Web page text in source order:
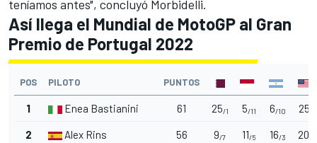
teníamos antes", concluyó Morbidelli.
Así llega el Mundial de MotoGP al Gran
Premio de Portugal 2022
POS PILOTO PUNTOS
1 Enea Bastianini 61 25/1 5/11 6/10 25
2 Alex Rins 56 9/7 11/5 16/3 20